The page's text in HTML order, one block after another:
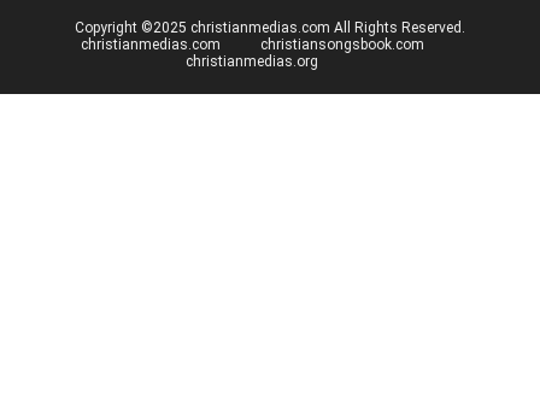
Copyright ©2025 christianmedias.com All Rights Reserved.
christianmedias.com
christiansongsbook.com
christianmedias.org